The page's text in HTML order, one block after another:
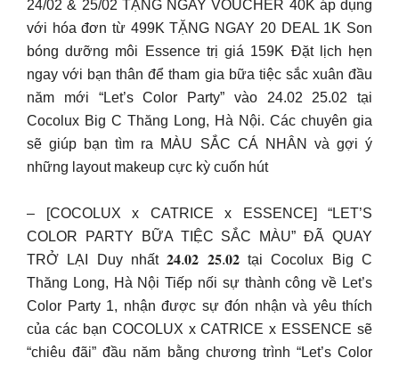
24/02 & 25/02 TẶNG NGAY VOUCHER 40K áp dụng
với hóa đơn từ 499K TẶNG NGAY 20 DEAL 1K Son
bóng dưỡng môi Essence trị giá 159K Đặt lịch hẹn
ngay với bạn thân để tham gia bữa tiệc sắc xuân đầu
năm mới “Let’s Color Party” vào 24.02 25.02 tại
Cocolux Big C Thăng Long, Hà Nội. Các chuyên gia
sẽ giúp bạn tìm ra MÀU SẮC CÁ NHÂN và gợi ý
những layout makeup cực kỳ cuốn hút
– [COCOLUX x CATRICE x ESSENCE] “LET’S
COLOR PARTY BỮA TIỆC SẮC MÀU” ĐÃ QUAY
TRỞ LẠI Duy nhất 𝟐𝟒.𝟎𝟐 𝟐𝟓.𝟎𝟐 tại Cocolux Big C
Thăng Long, Hà Nội Tiếp nối sự thành công về Let’s
Color Party 1, nhận được sự đón nhận và yêu thích
của các bạn COCOLUX x CATRICE x ESSENCE sẽ
“chiêu đãi” đầu năm bằng chương trình “Let’s Color